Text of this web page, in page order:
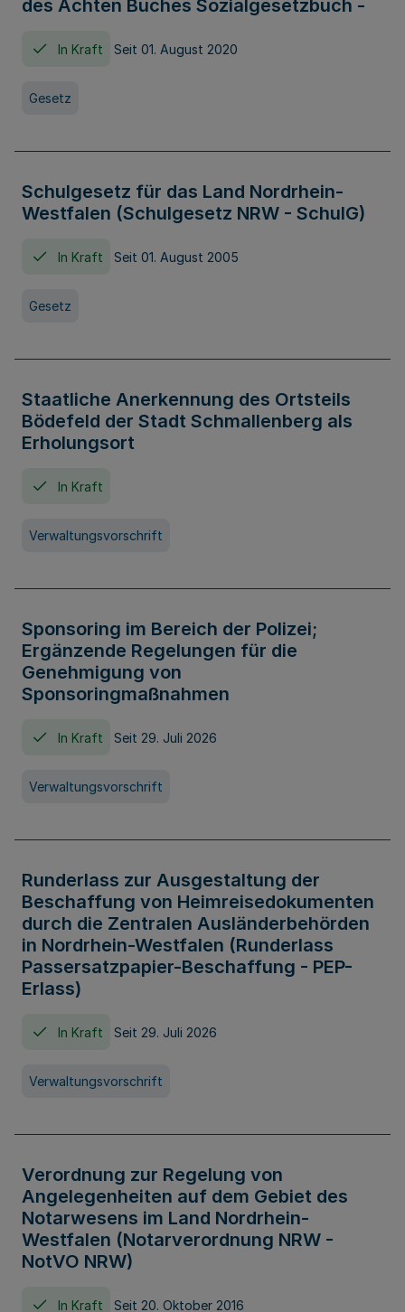
des Achten Buches Sozialgesetzbuch -
In Kraft Seit 01. August 2020
Gesetz
Schulgesetz für das Land Nordrhein-
Westfalen (Schulgesetz NRW - SchulG)
In Kraft Seit 01. August 2005
Gesetz
Staatliche Anerkennung des Ortsteils
Bödefeld der Stadt Schmallenberg als
Erholungsort
In Kraft
Verwaltungsvorschrift
Sponsoring im Bereich der Polizei;
Ergänzende Regelungen für die
Genehmigung von
Sponsoringmaßnahmen
In Kraft Seit 29. Juli 2026
Verwaltungsvorschrift
Runderlass zur Ausgestaltung der
Beschaffung von Heimreisedokumenten
durch die Zentralen Ausländerbehörden
in Nordrhein-Westfalen (Runderlass
Passersatzpapier-Beschaffung - PEP-
Erlass)
In Kraft Seit 29. Juli 2026
Verwaltungsvorschrift
Verordnung zur Regelung von
Angelegenheiten auf dem Gebiet des
Notarwesens im Land Nordrhein-
Westfalen (Notarverordnung NRW -
NotVO NRW)
In Kraft Seit 20. Oktober 2016